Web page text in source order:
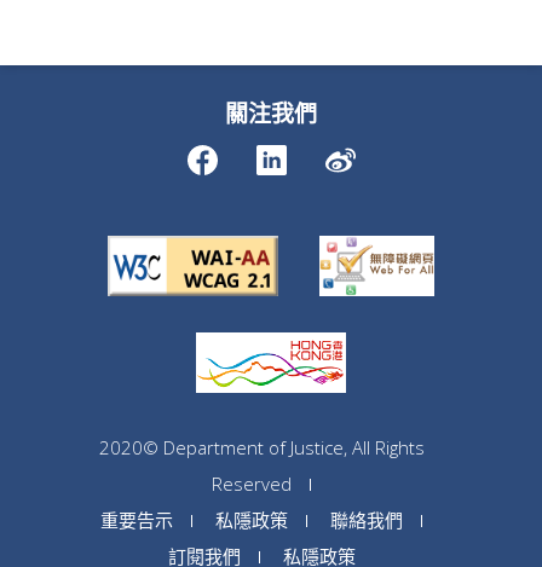
關注我們
2020© Department of Justice, All Rights
Reserved
重要告示
私隱政策
聯絡我們
訂閱我們
私隱政策